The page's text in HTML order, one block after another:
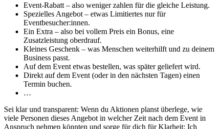
Event-Rabatt – also weniger zahlen für die gleiche Leistung.
Spezielles Angebot – etwas Limitiertes nur für
Eventbesucher:innen.
Ein Extra – also bei vollem Preis ein Bonus, eine
Zusatzleistung oberdrauf.
Kleines Geschenk – was Menschen weiterhilft und zu deinem
Business passt.
Auf dem Event etwas bestellen, was später geliefert wird.
Direkt auf dem Event (oder in den nächsten Tagen) einen
Termin buchen.
…
Sei klar und transparent: Wenn du Aktionen planst überlege, wie
viele Personen dieses Angebot in welcher Zeit nach dem Event in
Anspruch nehmen könnten und sorge für dich für Klarheit: Ich